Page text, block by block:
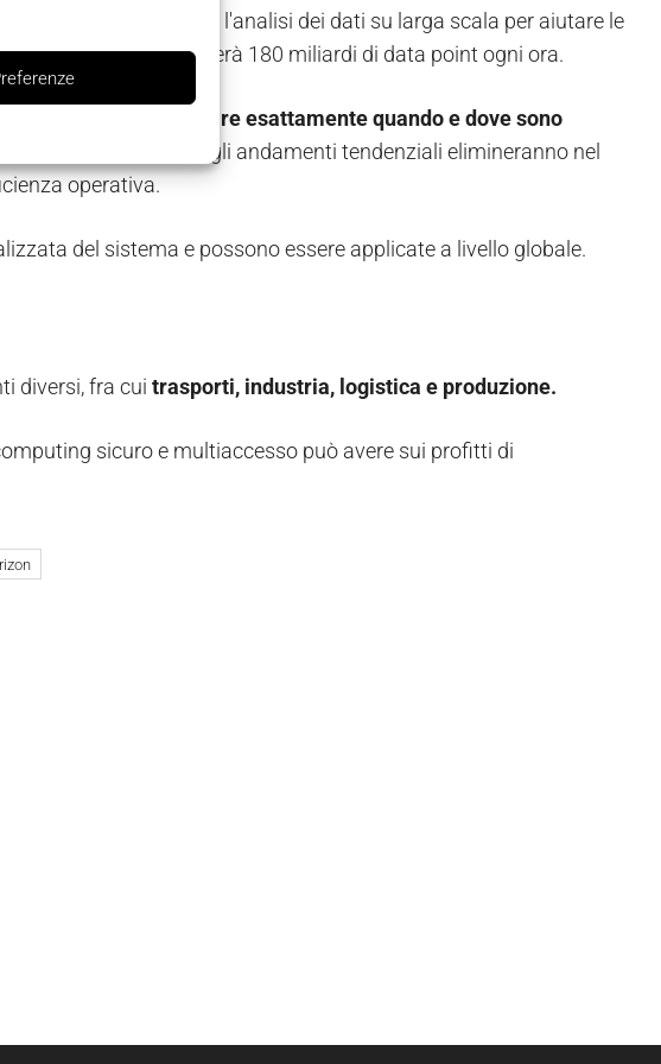
artificiale
, consentirà l'analisi dei dati su larga scala per aiutare le
la piattaforma analizzerà 180 miliardi di data point ogni ora.
individuare esattamente quando e dove sono
Inoltre, le metriche e gli andamenti tendenziali elimineranno nel
operativa.
del sistema e possono essere applicate a livello globale.
diversi, fra cui trasporti, industria, logistica e produzione.
sicuro e multiaccesso può avere sui profitti di